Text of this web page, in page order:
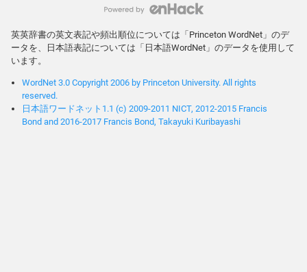
英英辞書の英文表記や頻出順位については「Princeton WordNet」のデ
ータを、日本語表記については「日本語WordNet」のデータを使用して
います。
WordNet 3.0 Copyright 2006 by Princeton University. All rights
reserved.
日本語ワードネット1.1 (c) 2009-2011 NICT, 2012-2015 Francis
Bond and 2016-2017 Francis Bond, Takayuki Kuribayashi